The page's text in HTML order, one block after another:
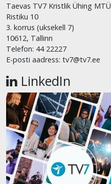
Taevas TV7 Kristlik Ühing MTÜ
Ristiku 10
3. korrus (uksekell 7)
10612, Tallinn
Telefon: 44 22227
E-posti aadress: tv7@tv7.ee
LinkedIn